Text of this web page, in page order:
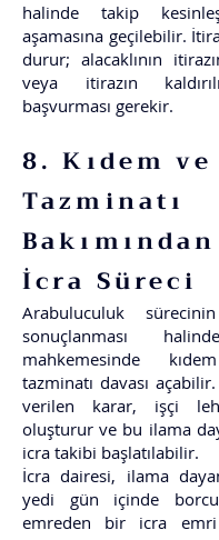
halinde takip
aşamasına geçilebilir.
durur; alacaklının
veya itirazın
başvurması gerekir.
8. Kıdem
Tazminatı
İcra Süreci
Arabuluculuk sürecinin
sonuçlanması
mahkemesinde
tazminatı davası
verilen karar, işçi
oluşturur ve bu ilama
icra takibi başlatılabilir.
İcra dairesi, ilama
yedi gün içinde
emreden bir icra